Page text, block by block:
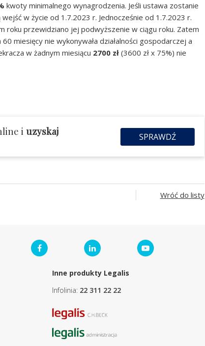
kwoty minimalnego wynagrodzenia. Jeśli ustawa zostanie
w życie od 1.7.2023 r. Jednocześnie od 1.7.2023 r.
roku przewidziano jej podwyższenie w ciągu roku. Zatem
miesięcy nie wykonywała działalności gospodarczej a
w żadnym miesiącu 2700 zł (3600 zł x 75%) nie
i uzyskaj
SPRAWDŹ
Wróć do listy
Inne produkty Legalis
Infolinia: 22 311 22 22